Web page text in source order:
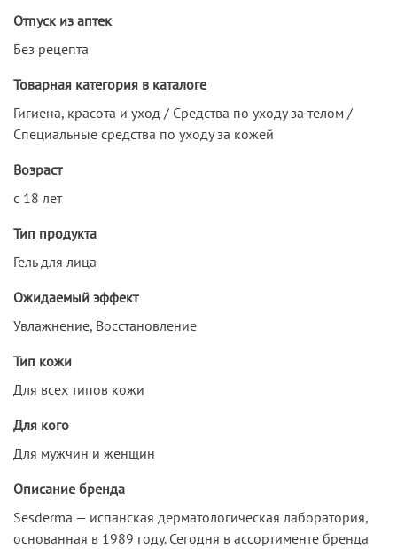
Отпуск из аптек
Без рецепта
Товарная категория в каталоге
Гигиена, красота и уход / Средства по уходу за телом /
Специальные средства по уходу за кожей
Возраст
с 18 лет
Тип продукта
Гель для лица
Ожидаемый эффект
Увлажнение, Восстановление
Тип кожи
Для всех типов кожи
Для кого
Для мужчин и женщин
Описание бренда
Sesderma — испанская дерматологическая лаборатория,
основанная в 1989 году. Сегодня в ассортименте бренда